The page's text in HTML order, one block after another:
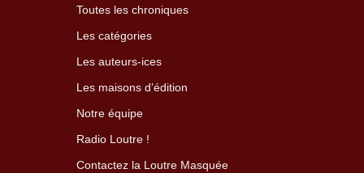
Toutes les chroniques
Les catégories
Les auteurs-ices
Les maisons d’édition
Notre équipe
Radio Loutre !
Contactez la Loutre Masquée